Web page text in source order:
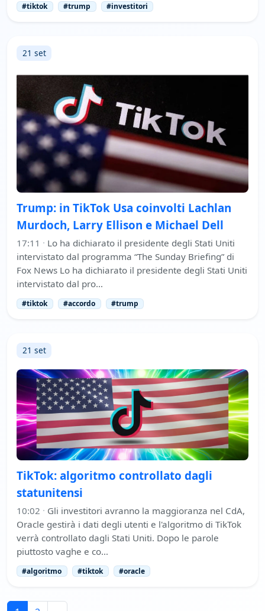
#tiktok #trump #investitori
21 set
Trump: in TikTok Usa coinvolti Lachlan
Murdoch, Larry Ellison e Michael Dell
17:11 · Lo ha dichiarato il presidente degli Stati Uniti
intervistato dal programma “The Sunday Briefing” di
Fox News Lo ha dichiarato il presidente degli Stati Uniti
intervistato dal pro…
#tiktok #accordo #trump
21 set
TikTok: algoritmo controllato dagli
statunitensi
10:02 · Gli investitori avranno la maggioranza nel CdA,
Oracle gestirà i dati degli utenti e l'algoritmo di TikTok
verrà controllato dagli Stati Uniti. Dopo le parole
piuttosto vaghe e co…
#algoritmo #tiktok #oracle